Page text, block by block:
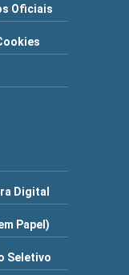
Oficiais
Digital
Papel)
Seletivo